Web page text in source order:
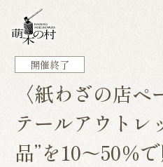
開催終了
〈紙わざの店
テールアウトレ
品”を10～50％で